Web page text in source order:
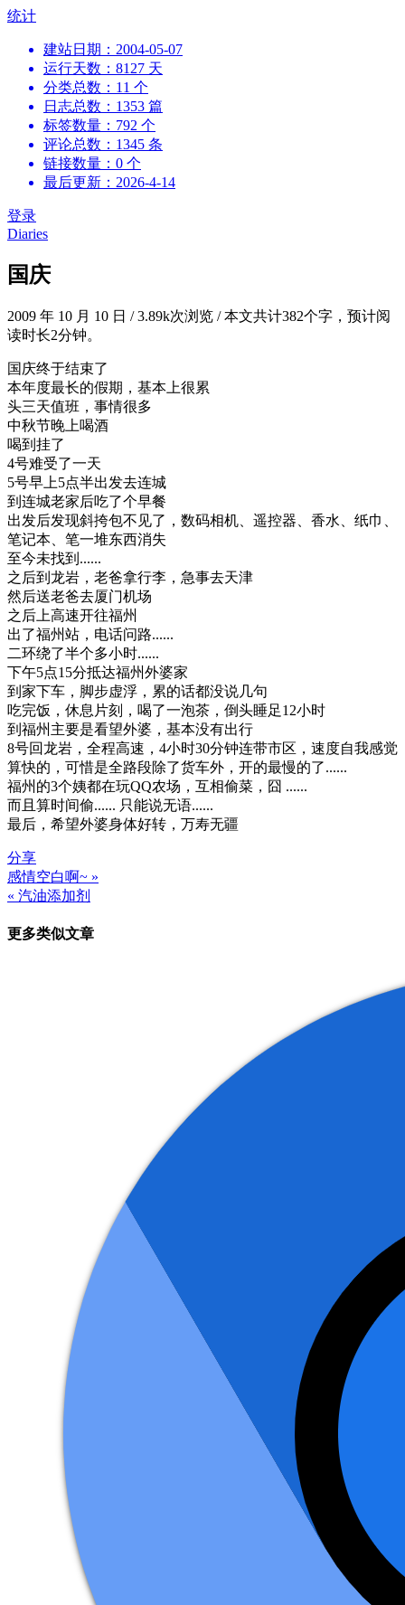
跳
统计
建站日期：2004-05-07
运行天数：8127 天
分类总数：11 个
日志总数：1353 篇
标签数量：792 个
评论总数：1345 条
链接数量：0 个
最后更新：2026-4-14
登录
Diaries
国庆
2009 年 10 月 10 日 /3.89k次浏览 /本文共计382个字，预计阅
读时长2分钟。
国庆终于结束了
本年度最长的假期，基本上很累
头三天值班，事情很多
中秋节晚上喝酒
喝到挂了
4号难受了一天
5号早上5点半出发去连城
到连城老家后吃了个早餐
出发后发现斜挎包不见了，数码相机、遥控器、香水、纸巾、
笔记本、笔一堆东西消失
至今未找到......
之后到龙岩，老爸拿行李，急事去天津
然后送老爸去厦门机场
之后上高速开往福州
出了福州站，电话问路......
二环绕了半个多小时......
下午5点15分抵达福州外婆家
到家下车，脚步虚浮，累的话都没说几句
吃完饭，休息片刻，喝了一泡茶，倒头睡足12小时
到福州主要是看望外婆，基本没有出行
8号回龙岩，全程高速，4小时30分钟连带市区，速度自我感觉
算快的，可惜是全路段除了货车外，开的最慢的了......
福州的3个姨都在玩QQ农场，互相偷菜，囧 ......
而且算时间偷...... 只能说无语......
最后，希望外婆身体好转，万寿无疆
分享
文
章
导
感情空白啊~ »
« 汽油添加剂
更多类似文章